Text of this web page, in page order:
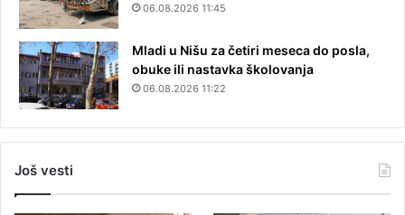
06.08.2026 11:45
Mladi u Nišu za četiri meseca do posla,
obuke ili nastavka školovanja
06.08.2026 11:22
Još vesti